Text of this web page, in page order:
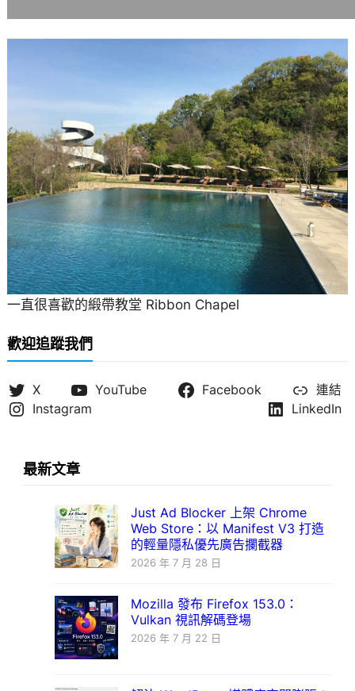
一直很喜歡的緞帶教堂 Ribbon Chapel
歡迎追蹤我們
X YouTube Facebook
連結
Instagram
LinkedIn
最新文章
Just Ad Blocker 上架 Chrome
Web Store：以 Manifest V3 打造
的輕量隱私優先廣告攔截器
2026 年 7 月 28 日
Mozilla 發布 Firefox 153.0：
Vulkan 視訊解碼登場
2026 年 7 月 22 日